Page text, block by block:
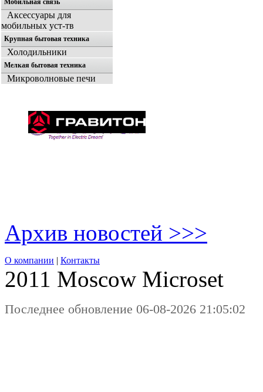
Мобильная связь
Аксессуары для
мобильных уст-тв
Крупная бытовая техника
Холодильники
Мелкая бытовая техника
Микроволновые печи
Архив новостей >>>
О компании | Контакты
2011 Moscow Microset
Последнее обновление 06-08-2026 21:05:02